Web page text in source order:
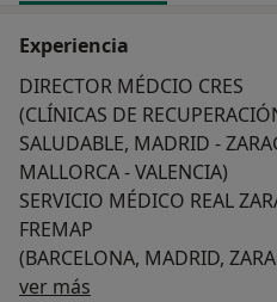
Experiencia
DIRECTOR MÉDCIO CRES
(CLÍNICAS DE
SALUDABLE, MADRID -
MALLORCA - VALENCIA)
SERVICIO MÉDICO REAL
FREMAP
(BARCELONA, MADRID,
SERVICIOS MÉDICOS
ver más